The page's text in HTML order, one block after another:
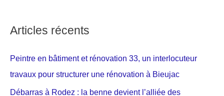
Articles récents
Peintre en bâtiment et rénovation 33, un interlocuteur
travaux pour structurer une rénovation à Bieujac
Débarras à Rodez : la benne devient l’alliée des